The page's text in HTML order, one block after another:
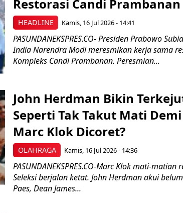
HEADLINE
Restorasi Candi Prambanan
Kamis, 16 Jul 2026 - 14:41
PASUNDANEKSPRES.CO- Presiden Prabowo
India Narendra Modi meresmikan kerja sama
Kompleks Candi Prambanan. Peresmian...
OLAHRAGA
John Herdman Bikin
Seperti Tak Takut Mati
Marc Klok Dicoret?
Kamis, 16 Jul 2026 - 14:36
PASUNDANEKSPRES.CO-Marc Klok mati-
Seleksi berjalan ketat. John Herdman akui
Paes, Dean James...